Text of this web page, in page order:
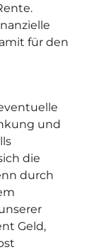
für den
und
die
durch
Geld,